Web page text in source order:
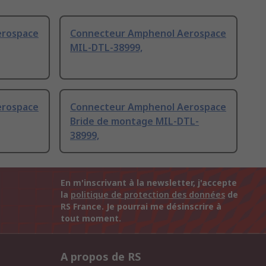
Connecteur Amphenol Aerospace
MIL-DTL-38999,
Connecteur Amphenol Aerospace
Bride de montage MIL-DTL-
38999,
En m'inscrivant à la newsletter, j'accepte
la politique de protection des données de
RS France. Je pourrai me désinscrire à
tout moment.
A propos de RS